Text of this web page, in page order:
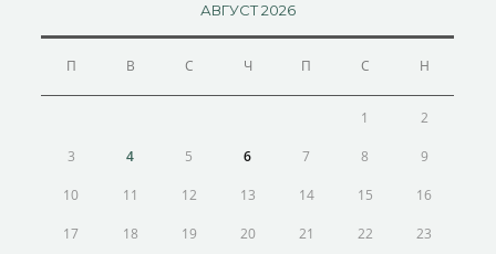
АВГУСТ 2026
П В С Ч П С Н
1 2
3 4 5 6 7 8 9
10 11 12 13 14 15 16
17 18 19 20 21 22 23